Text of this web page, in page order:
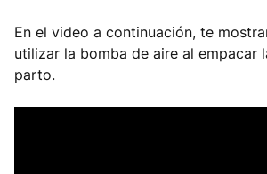
En el video a continuación, te
utilizar la bomba de aire al empacar
parto.